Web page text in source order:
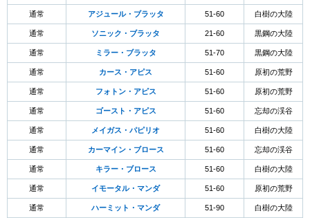
通常 アジュール・ブラッタ 51-60 白樹の大陸
通常 ソニック・ブラッタ 21-60 黒鋼の大陸
通常 ミラー・ブラッタ 51-70 黒鋼の大陸
通常 カース・アピス 51-60 原初の荒野
通常 フォトン・アピス 51-60 原初の荒野
通常 ゴースト・アピス 51-60 忘却の渓谷
通常 メイガス・パピリオ 51-60 白樹の大陸
通常 カーマイン・ブロース 51-60 忘却の渓谷
通常 キラー・ブロース 51-60 白樹の大陸
通常 イモータル・マンダ 51-60 原初の荒野
通常 ハーミット・マンダ 51-90 白樹の大陸